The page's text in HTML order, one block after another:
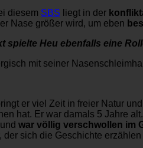
diesem SBS liegt in der
Nase größer wird, um eben
spielte Heu ebenfalls eine
mit seiner
er viel Zeit in freier Natur
hat. Er war damals 5 Jahre
war völlig verschwollen im
sich die Geschichte